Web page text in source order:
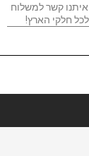
איתנו קשר למשלוח
לכל חלקי הארץ!